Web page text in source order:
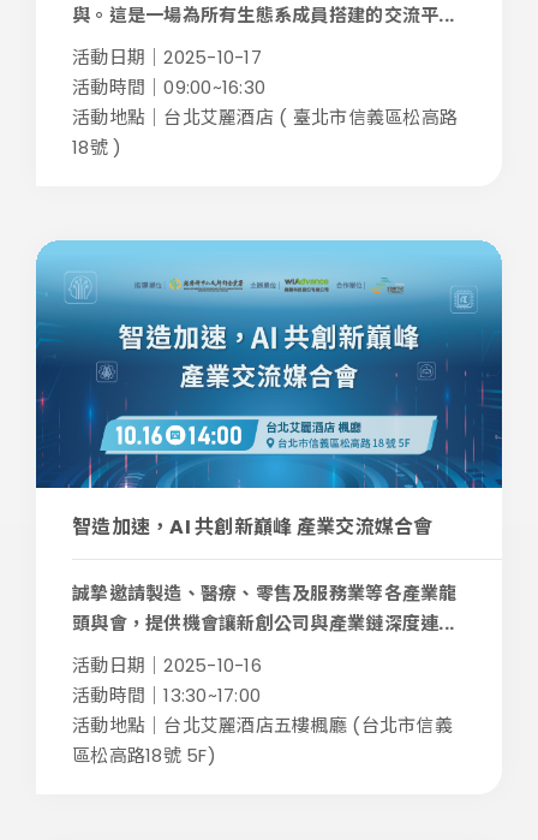
與。這是一場為所有生態系成員搭建的交流平...
活動日期｜2025-10-17
活動時間｜09:00~16:30
活動地點｜台北艾麗酒店 ( 臺北市信義區松高路
18號 )
智造加速，AI 共創新巔峰 產業交流媒合會
誠摯邀請製造、醫療、零售及服務業等各產業龍
頭與會，提供機會讓新創公司與產業鏈深度連...
活動日期｜2025-10-16
活動時間｜13:30~17:00
活動地點｜台北艾麗酒店五樓楓廳 (台北市信義
區松高路18號 5F)